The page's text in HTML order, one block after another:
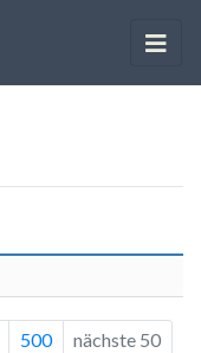
500 nächste 50